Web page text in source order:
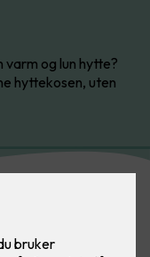
varm og lun hytte?
hyttekosen, uten